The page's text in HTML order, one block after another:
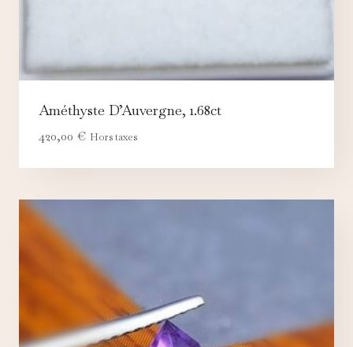
Améthyste D’Auvergne, 1.68ct
420,00 € Hors taxes